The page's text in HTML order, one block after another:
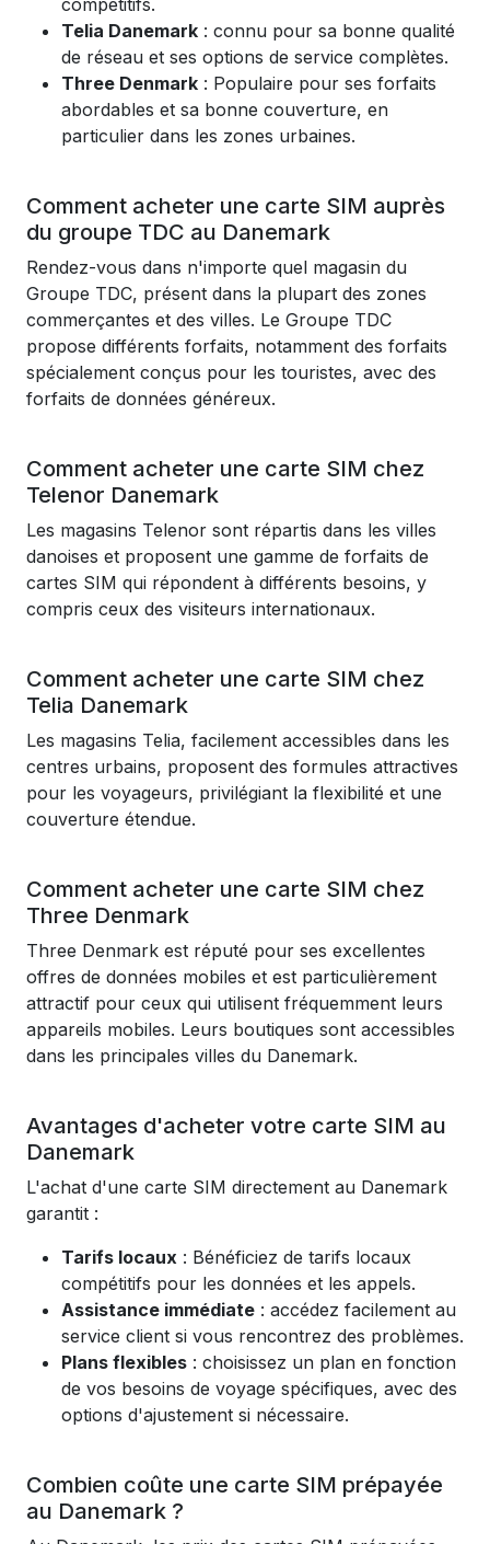
compétitifs.
Telia Danemark : connu pour sa bonne qualité
de réseau et ses options de service complètes.
Three Denmark : Populaire pour ses forfaits
abordables et sa bonne couverture, en
particulier dans les zones urbaines.
Comment acheter une carte SIM auprès
du groupe TDC au Danemark
Rendez-vous dans n'importe quel magasin du
Groupe TDC, présent dans la plupart des zones
commerçantes et des villes. Le Groupe TDC
propose différents forfaits, notamment des forfaits
spécialement conçus pour les touristes, avec des
forfaits de données généreux.
Comment acheter une carte SIM chez
Telenor Danemark
Les magasins Telenor sont répartis dans les villes
danoises et proposent une gamme de forfaits de
cartes SIM qui répondent à différents besoins, y
compris ceux des visiteurs internationaux.
Comment acheter une carte SIM chez
Telia Danemark
Les magasins Telia, facilement accessibles dans les
centres urbains, proposent des formules attractives
pour les voyageurs, privilégiant la flexibilité et une
couverture étendue.
Comment acheter une carte SIM chez
Three Denmark
Three Denmark est réputé pour ses excellentes
offres de données mobiles et est particulièrement
attractif pour ceux qui utilisent fréquemment leurs
appareils mobiles. Leurs boutiques sont accessibles
dans les principales villes du Danemark.
Avantages d'acheter votre carte SIM au
Danemark
L'achat d'une carte SIM directement au Danemark
garantit :
Tarifs locaux : Bénéficiez de tarifs locaux
compétitifs pour les données et les appels.
Assistance immédiate : accédez facilement au
service client si vous rencontrez des problèmes.
Plans flexibles : choisissez un plan en fonction
de vos besoins de voyage spécifiques, avec des
options d'ajustement si nécessaire.
Combien coûte une carte SIM prépayée
au Danemark ?